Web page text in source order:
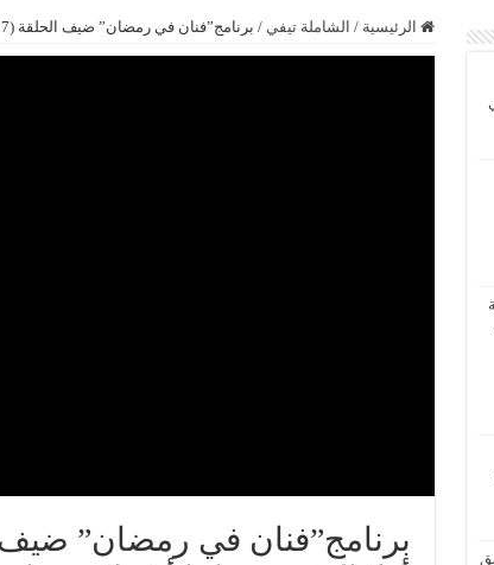
الرئيسية / الشاملة تيفي / برنامج”فنان في رمضان” ضيف الحلقة (27) ثلاثي أطفال نجوم رانيا أشواق وريان